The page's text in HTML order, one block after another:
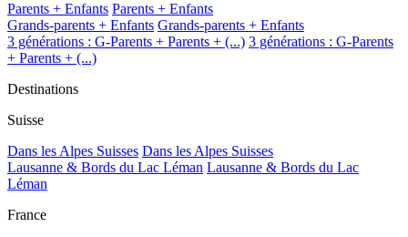
Parents + Enfants Parents + Enfants
Grands-parents + Enfants Grands-parents + Enfants
3 générations : G-Parents + Parents + (...) 3 générations : G-Parents
+ Parents + (...)
Destinations
Suisse
Dans les Alpes Suisses Dans les Alpes Suisses
Lausanne & Bords du Lac Léman Lausanne & Bords du Lac
Léman
France